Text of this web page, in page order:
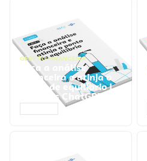
GESTÃO FINANCEIRA
Faça a análise
financeira e atinja o
ponto de equilíbrio |
Prompts ChatGPT